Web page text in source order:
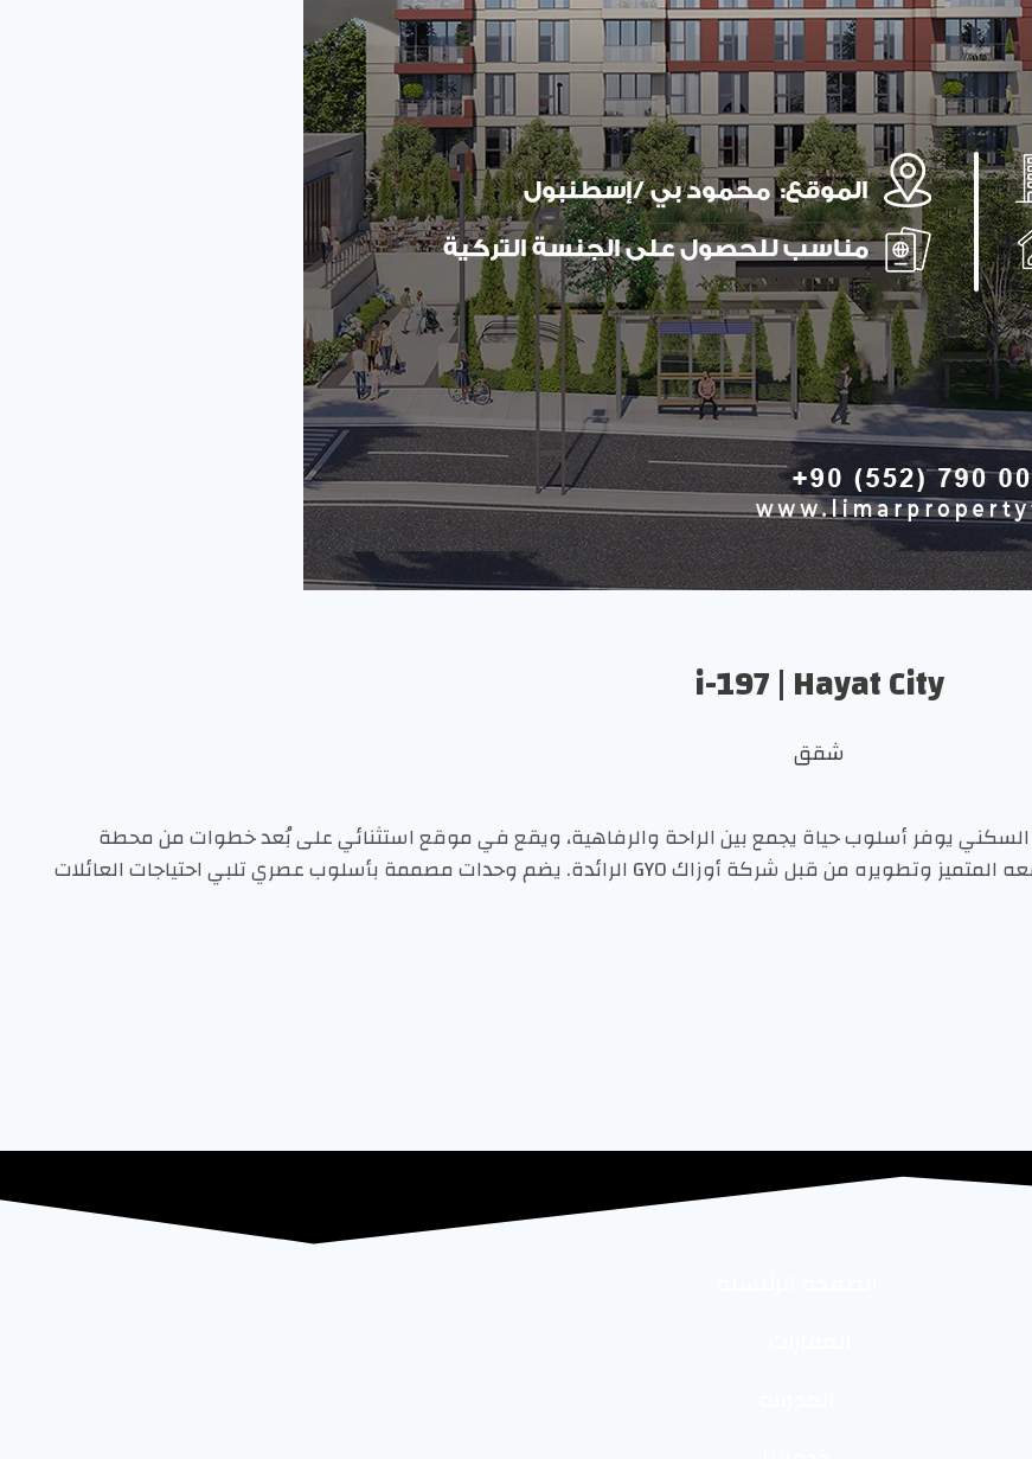
i-197 | Hayat City
شقق
يوفر أسلوب حياة يجمع بين الراحة والرفاهية، ويقع في موقع استثنائي على بُعد خطوات من محطة
مترو محمود بيه. يوفر بيئة مثالية للسكن والاستثمار، بفضل موقعه المتميز وتطويره من قبل شركة أوزاك GYO الرائدة. يضم وحدات مصممة بأسلوب عصري تلبي احتياجات العائلات